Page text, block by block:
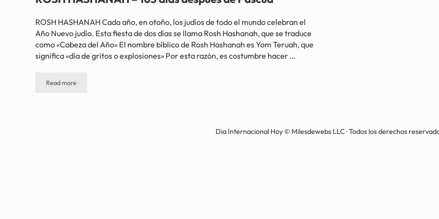
ROSH HASHANAH Cada año, en otoño, los judíos de todo el mundo celebran el
Año Nuevo judío. Esta fiesta de dos días se llama Rosh Hashanah, que se traduce
como «Cabeza del Año» El nombre bíblico de Rosh Hashanah es Yom Teruah, que
significa «día de gritos o explosiones» Por esta razón, es costumbre hacer …
Read moreROSH HASHANAH – 163 días después de Pascua
Dia Internacional Hoy © Milesdewebs LLC · Todos los derechos